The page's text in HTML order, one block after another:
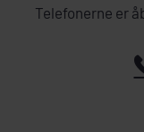
Telefonerne er